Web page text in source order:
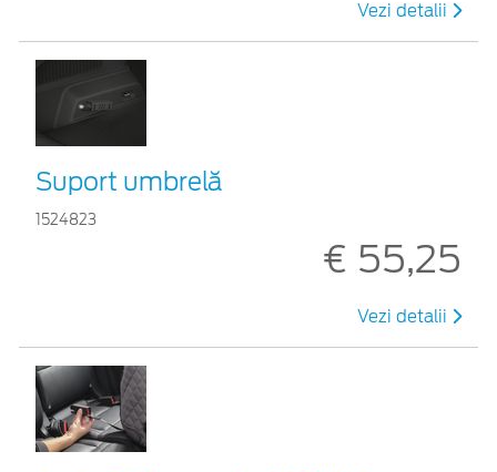
Vezi detalii
Suport umbrelă
1524823
€ 55,25
Vezi detalii